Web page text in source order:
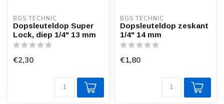
BGS TECHNIC
Dopsleuteldop Super
Lock, diep 1/4" 13 mm
€2,30
BGS TECHNIC
Dopsleuteldop zeskant
1/4" 14 mm
€1,80